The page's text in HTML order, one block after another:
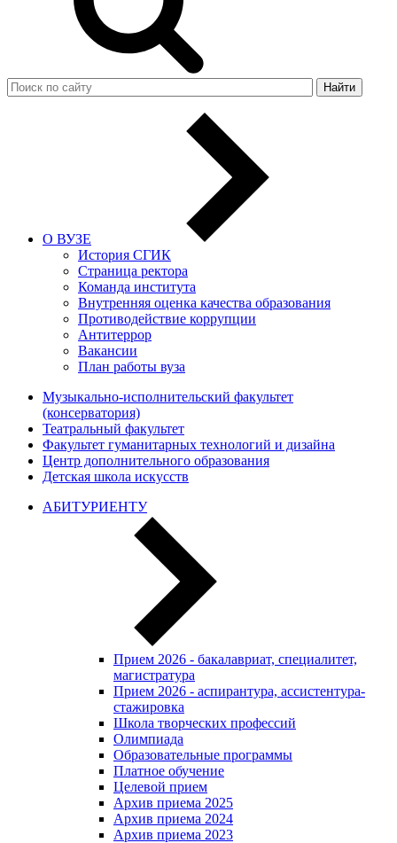
Найти
О ВУЗЕ
История СГИК
Страница ректора
Команда института
Внутренняя оценка качества образования
Противодействие коррупции
Антитеррор
Вакансии
План работы вуза
Музыкально-исполнительский факультет
(консерватория)
Театральный факультет
Факультет гуманитарных технологий и дизайна
Центр дополнительного образования
Детская школа искусств
АБИТУРИЕНТУ
Прием 2026 - бакалавриат, специалитет,
магистратура
Прием 2026 - аспирантура, ассистентура-
стажировка
Школа творческих профессий
Олимпиада
Образовательные программы
Платное обучение
Целевой прием
Архив приема 2025
Архив приема 2024
Архив приема 2023